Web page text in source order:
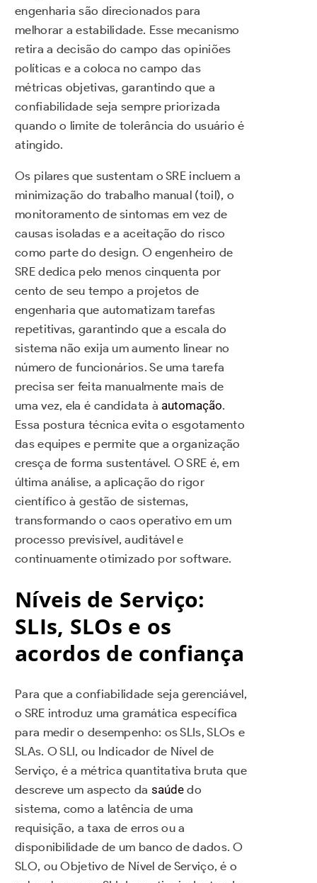
engenharia são direcionados para
melhorar a estabilidade. Esse mecanismo
retira a decisão do campo das opiniões
políticas e a coloca no campo das
métricas objetivas, garantindo que a
confiabilidade seja sempre priorizada
quando o limite de tolerância do usuário é
atingido.
Os pilares que sustentam o SRE incluem a
minimização do trabalho manual (toil), o
monitoramento de sintomas em vez de
causas isoladas e a aceitação do risco
como parte do design. O engenheiro de
SRE dedica pelo menos cinquenta por
cento de seu tempo a projetos de
engenharia que automatizam tarefas
repetitivas, garantindo que a escala do
sistema não exija um aumento linear no
número de funcionários. Se uma tarefa
precisa ser feita manualmente mais de
uma vez, ela é candidata à automação.
Essa postura técnica evita o esgotamento
das equipes e permite que a organização
cresça de forma sustentável. O SRE é, em
última análise, a aplicação do rigor
científico à gestão de sistemas,
transformando o caos operativo em um
processo previsível, auditável e
continuamente otimizado por software.
Níveis de Serviço:
SLIs, SLOs e os
acordos de confiança
Para que a confiabilidade seja gerenciável,
o SRE introduz uma gramática específica
para medir o desempenho: os SLIs, SLOs e
SLAs. O SLI, ou Indicador de Nível de
Serviço, é a métrica quantitativa bruta que
descreve um aspecto da saúdedo
sistema, como a latência de uma
requisição, a taxa de erros ou a
disponibilidade de um banco de dados. O
SLO, ou Objetivo de Nível de Serviço, é o